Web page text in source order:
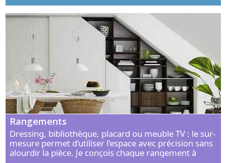
Rangements
Dressing, bibliothèque, placard ou meuble TV : le sur-
mesure permet d’utiliser l’espace avec précision sans
alourdir la pièce. Je conçois chaque rangement à